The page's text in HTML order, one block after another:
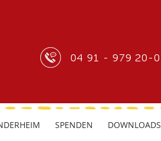
04 91 - 979 20-0
SPENDEN DOWNLOADS